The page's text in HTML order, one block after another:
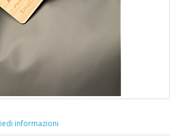
informazioni